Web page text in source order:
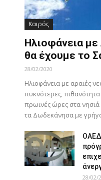
Καιρός
Ηλιοφάνεια
θα έχουμε το
28/02/2020
Ηλιοφάνεια με αραιές
πυκνότερες,
πρωινές ώρες στα νησιά
τα Δωδεκάνησα με
28/02/